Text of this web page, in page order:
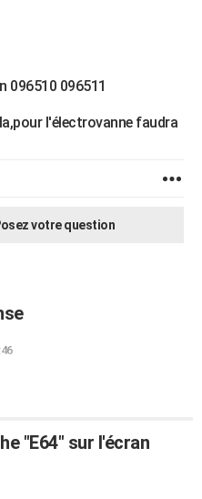
096510 096511
l'électrovanne faudra
votre question
"E64" sur l'écran